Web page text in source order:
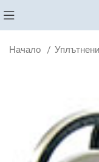
Начало